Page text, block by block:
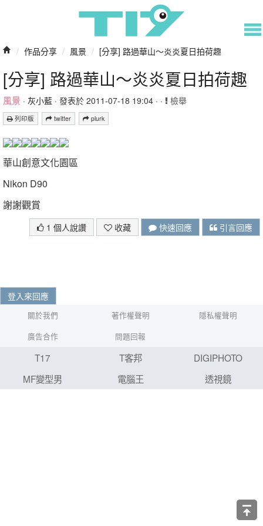
/ 作品分享 / 風景 / [分享] 路過華山～炎炎夏日拍荷趣
[分享] 路過華山～炎炎夏日拍荷趣
風景 · 灰小藍 · 發表於 2011-07-18 19:04 · · 檢舉
列印版 twitter plurk
華山創意文化園區
Nikon D90
謝謝觀賞
1 個人說讚 收藏 快速回應 引言回應
登入來回應
關於我們 著作權聲明
隱私權聲明
廣告合作
問題回報
T17 T客邦
DIGIPHOTO
MF變型男
電腦王 透視鏡